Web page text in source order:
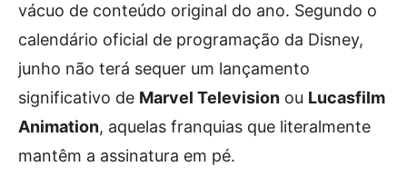
vácuo de conteúdo original do ano. Segundo o
calendário oficial de programação da Disney,
junho não terá sequer um lançamento
significativo de Marvel Television ou Lucasfilm
Animation, aquelas franquias que literalmente
mantêm a assinatura em pé.